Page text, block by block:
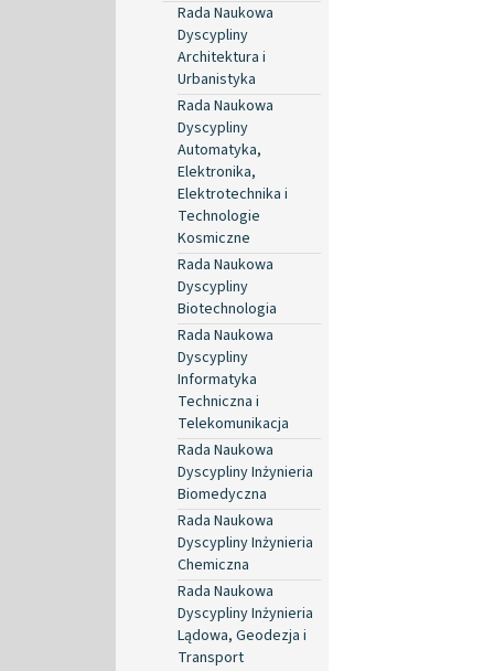
Rada Naukowa
Dyscypliny
Architektura i
Urbanistyka
Rada Naukowa
Dyscypliny
Automatyka,
Elektronika,
Elektrotechnika i
Technologie
Kosmiczne
Rada Naukowa
Dyscypliny
Biotechnologia
Rada Naukowa
Dyscypliny
Informatyka
Techniczna i
Telekomunikacja
Rada Naukowa
Dyscypliny Inżynieria
Biomedyczna
Rada Naukowa
Dyscypliny Inżynieria
Chemiczna
Rada Naukowa
Dyscypliny Inżynieria
Lądowa, Geodezja i
Transport